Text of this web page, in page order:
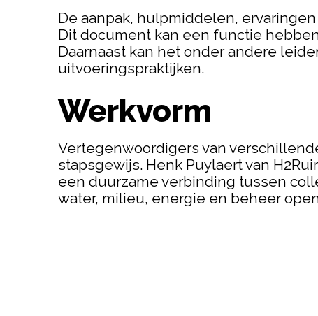
De aanpak, hulpmiddelen,
Dit document kan een functie
Daarnaast kan het onder andere
uitvoeringspraktijken.
Werkvorm
Vertegenwoordigers van
stapsgewijs. Henk Puylaert van
een duurzame verbinding tussen
water, milieu, energie en beheer